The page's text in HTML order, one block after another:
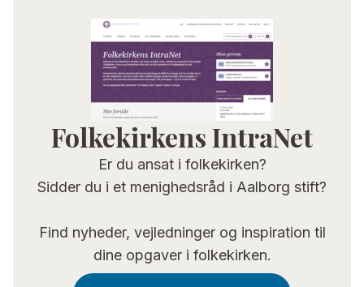
Folkekirkens IntraNet
Er du ansat i folkekirken?
Sidder du i et menighedsråd i Aalborg stift?
Find nyheder, vejledninger og inspiration til
dine opgaver i folkekirken.